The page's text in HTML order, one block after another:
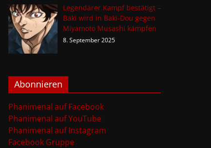
Legendärer Kampf bestätigt –
Baki wird in Baki-Dou gegen
Miyamoto Musashi kämpfen
8. September 2025
Abonnieren
Phanimenal auf Facebook
Phanimenal auf YouTube
Phanimenal auf Instagram
Facebook Gruppe